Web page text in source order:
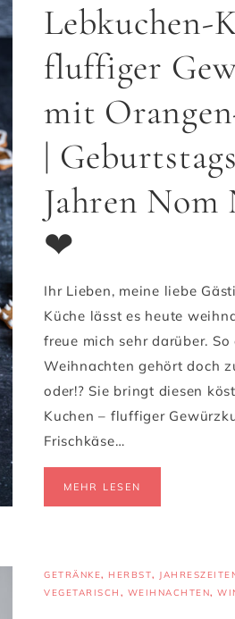
Lebkuchen-
fluffiger
mit
|
Jahren Nom
❤
Ihr Lieben, meine liebe
Küche lässt es heute
freue mich sehr darüber. So
Weihnachten gehört doch
oder!? Sie bringt diesen
Kuchen – fluffiger
Frischkäse…
MEHR LESEN
GETRÄNKE, HERBST,
VEGETARISCH , WEIHNACHTEN,